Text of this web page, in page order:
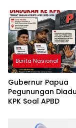
Berita Nasional
Gubernur Papua
Pegunungan
KPK Soal APBD